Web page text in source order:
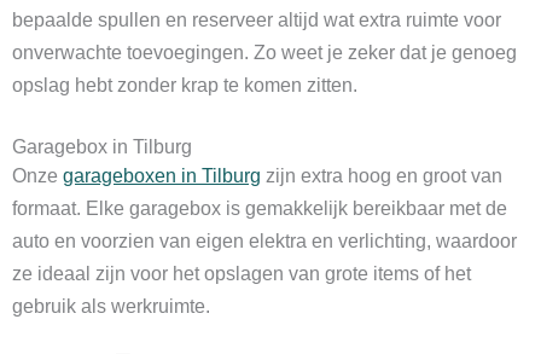
bepaalde spullen en reserveer altijd wat extra ruimte voor
onverwachte toevoegingen. Zo weet je zeker dat je genoeg
opslag hebt zonder krap te komen zitten.
Garagebox in Tilburg
Onze garageboxen in Tilburg zijn extra hoog en groot van
formaat. Elke garagebox is gemakkelijk bereikbaar met de
auto en voorzien van eigen elektra en verlichting, waardoor
ze ideaal zijn voor het opslagen van grote items of het
gebruik als werkruimte.